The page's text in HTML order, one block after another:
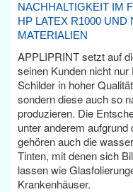
NACHHALTIGKEIT IM
HP LATEX R1000 UND
MATERIALIEN
APPLIPRINT setzt auf
seinen Kunden nicht
Schilder in hoher
sondern diese auch so
produzieren. Die
unter anderem
gehören auch die
Tinten, mit denen sich
lassen wie
Krankenhäuser.